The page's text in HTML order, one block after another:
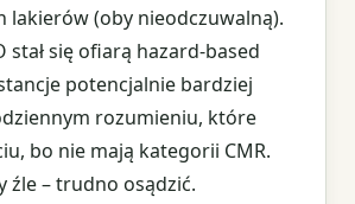
lakierów (oby nieodczuwalną).
stał się ofiarą hazard-based
potencjalnie bardziej
rozumieniu, które
bo nie mają kategorii CMR.
źle – trudno osądzić.